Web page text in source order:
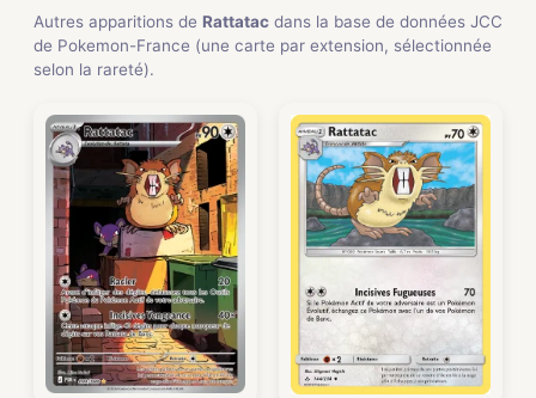
Autres apparitions de Rattatac dans la base de données JCC
de Pokemon-France (une carte par extension, sélectionnée
selon la rareté).